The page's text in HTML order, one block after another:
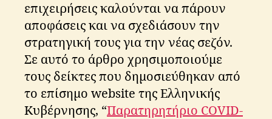
επιχειρήσεις καλούνται να πάρουν
αποφάσεις και να σχεδιάσουν την
στρατηγική τους για την νέας σεζόν.
Σε αυτό το άρθρο χρησιμοποιούμε
τους δείκτες που δημοσιεύθηκαν από
το επίσημο website της Ελληνικής
Κυβέρνησης, “Παρατηρητήριο COVID-